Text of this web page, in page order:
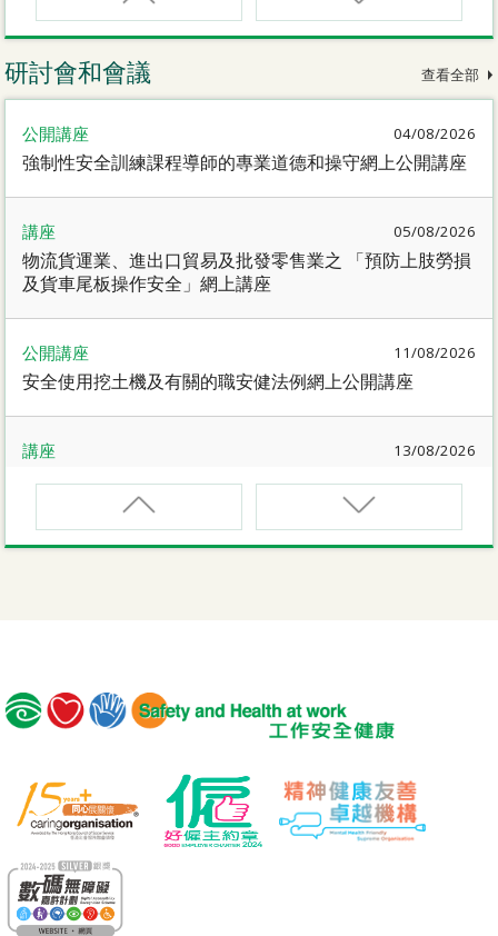
CNW(R)
密閉空間作業核准工人安全訓練重新甄審資格課程
動力操作升降工作台督導員課程
密閉空間作業合資格人士安全訓練課程
電動車維修安全課程
MICM
組裝合成建築工程管理人員訓練課程
MICW
組裝合成建築工程工作安全訓練課程
TST
安全使用可伸縮工作台
研討會和會議 查看全部
公開講座 04/08/2026
強制性安全訓練課程導師的專業道德和操守網上公開講座
講座 05/08/2026
物流貨運業、進出口貿易及批發零售業之 「預防上肢勞損
及貨車尾板操作安全」網上講座
公開講座 11/08/2026
安全使用挖土機及有關的職安健法例網上公開講座
講座 13/08/2026
職業健康大奬2026-27網上簡介會暨講座
講座 17/08/2026
危險品的安全規管與危險物質相關規例網上公開講座
【好心情@健康工作間】醫護服務業之「拒絕壓力爆煲：
『七好』減壓法的科學減壓之道」網上講座
講座
【護心計劃/好心情@健康工作間】重拾健康由「戒煙」做